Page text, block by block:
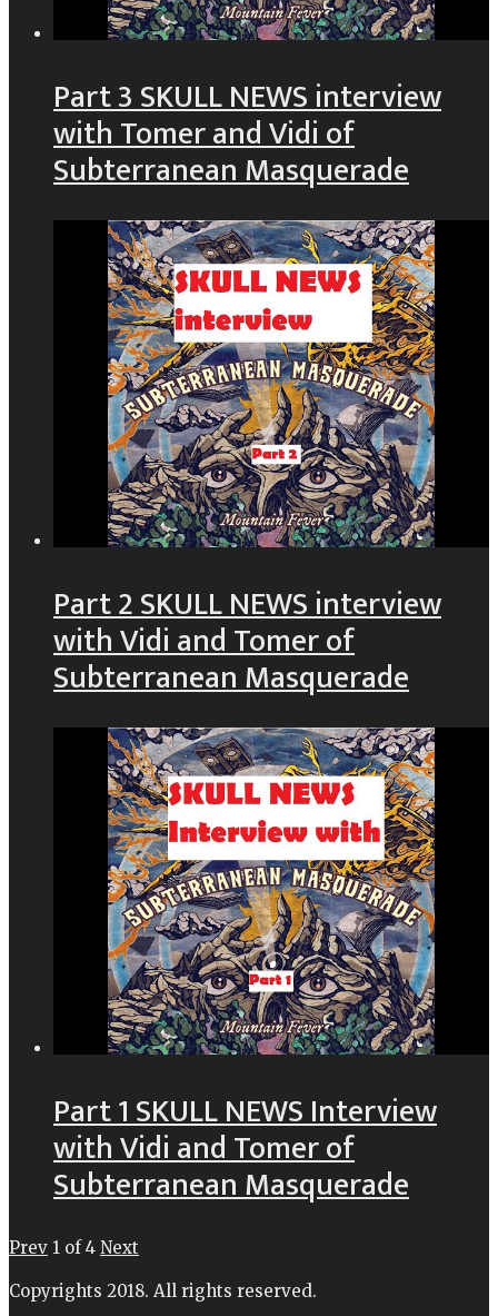
Part 3 SKULL NEWS interview
with Tomer and Vidi of
Subterranean Masquerade
Part 2 SKULL NEWS interview
with Vidi and Tomer of
Subterranean Masquerade
Part 1 SKULL NEWS Interview
with Vidi and Tomer of
Subterranean Masquerade
Prev 1 of 4 Next
Copyrights 2018. All rights reserved.